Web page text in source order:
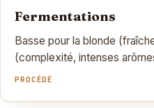
Fermentations
Basse pour la blonde
(complexité, intenses
PROCÉDÉ